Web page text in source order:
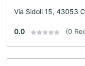
Via Sidoli 15, 43053
0.0 (0